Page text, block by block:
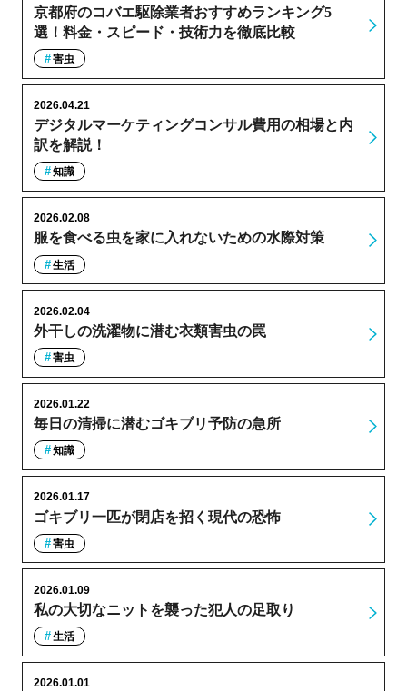
京都府のコバエ駆除業者おすすめランキング5
選！料金・スピード・技術力を徹底比較
害虫
デジタルマーケティングコンサル費用の相場と内
訳を解説！
2026.04.21
知識
服を食べる虫を家に入れないための水際対策
2026.02.08
生活
外干しの洗濯物に潜む衣類害虫の罠
2026.02.04
害虫
毎日の清掃に潜むゴキブリ予防の急所
2026.01.22
知識
ゴキブリ一匹が閉店を招く現代の恐怖
2026.01.17
害虫
私の大切なニットを襲った犯人の足取り
2026.01.09
生活
2026.01.01